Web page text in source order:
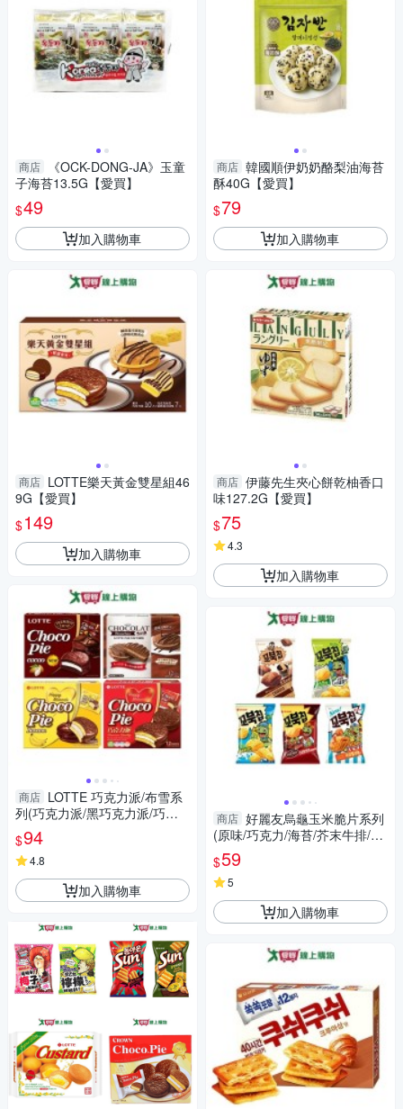
商店
《OCK-DONG-JA》玉童
子海苔13.5G【愛買】
$49
加入購物車
商店 LOTTE樂天黃金雙星組46
9G【愛買】
$149
加入購物車
商店 LOTTE 巧克力派/布雪系
列(巧克力派/黑巧克力派/巧克
力派香蕉風味/巧克力布雪蛋糕)
(12入/盒【愛買】
$94
4.8
加入購物車
商店 韓國順伊奶奶酪梨油海苔
酥40G【愛買】
$79
加入購物車
商店 伊藤先生夾心餅乾柚香口
味127.2G【愛買】
$75
4.3
加入購物車
商店 好麗友烏龜玉米脆片系列
(原味/巧克力/海苔/芥末牛排/焦
糖爆米花)(80G/包)【愛買】
$59
5
加入購物車